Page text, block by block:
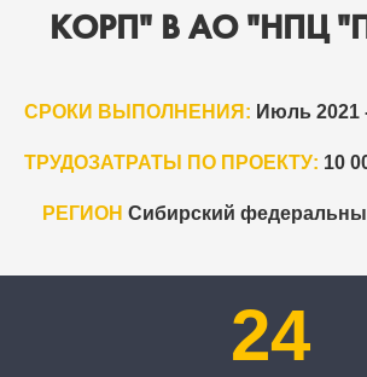
КОРП" В АО "НПЦ
СРОКИ ВЫПОЛНЕНИЯ: Июль 2021
ТРУДОЗАТРАТЫ ПО ПРОЕКТУ: 10
РЕГИОН Сибирский
24